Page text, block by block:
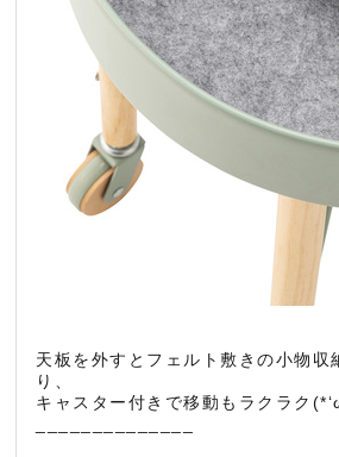
天板を外すとフェルト敷きの小物収
り、
キャスター付きで移動もラクラク